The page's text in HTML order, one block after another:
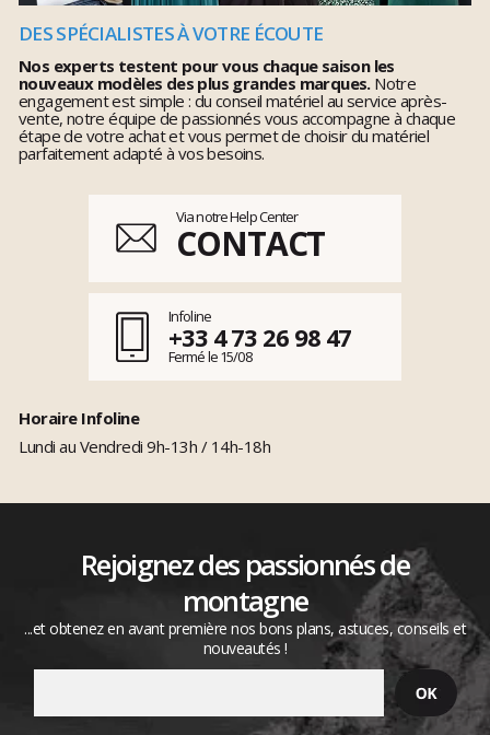
DES SPÉCIALISTES À VOTRE ÉCOUTE
Nos experts testent pour vous chaque saison les
nouveaux modèles des plus grandes marques.Notre
engagement est simple : du conseil matériel au service après-
vente, notre équipe de passionnés vous accompagne à chaque
étape de votre achat et vous permet de choisir du matériel
parfaitement adapté à vos besoins.
Via notre Help Center
CONTACT
Infoline
+33 4 73 26 98 47
Fermé le 15/08
Horaire Infoline
Lundi au Vendredi 9h-13h / 14h-18h
Rejoignez des passionnés de
montagne
...et obtenez en avant première nos bons plans, astuces, conseils et
nouveautés !